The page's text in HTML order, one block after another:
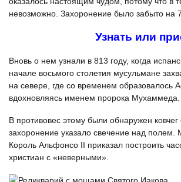
невозможно. Захоронение было забыто на
Узнать или
Вновь о нем узнали в 813 году, когда
начале восьмого столетия мусульмане
на севере, где со временем образовалось
вдохновляясь именем пророка Мухаммеда.
В противовес этому были обнаружен
захоронение указало свечение над полем.
Король Альфонсо II приказал построить
христиан с «неверными».